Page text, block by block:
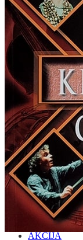
OD
DO
Otkup knjiga
O nama
Novosti
AKCIJA